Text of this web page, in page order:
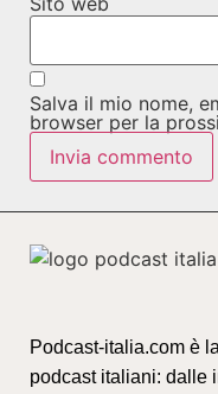
Salva il mio nome,
browser per la
Podcast-italia.com è
podcast italiani: dalle